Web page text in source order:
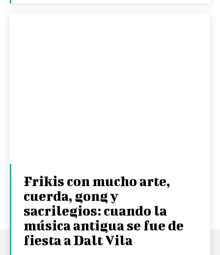
Frikis con mucho arte,
cuerda, gong y
sacrilegios: cuando la
música antigua se fue de
fiesta a Dalt Vila